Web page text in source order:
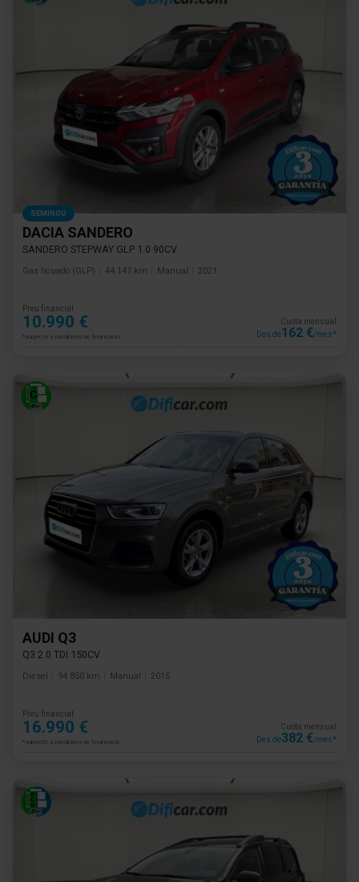
SEMINOU
DACIA SANDERO
SANDERO STEPWAY GLP 1.0 90CV
Gas licuado (GLP) 44.147 km Manual 2021
Preu financiat
10.990 €
*subjecte a condicions de financiació
Cuota mensual
Des de162 €/mes*
AUDI Q3
Q3 2.0 TDI 150CV
Diesel 94.850 km Manual 2015
Preu financiat
16.990 €
*subjecte a condicions de financiació
Cuota mensual
Des de382 €/mes*